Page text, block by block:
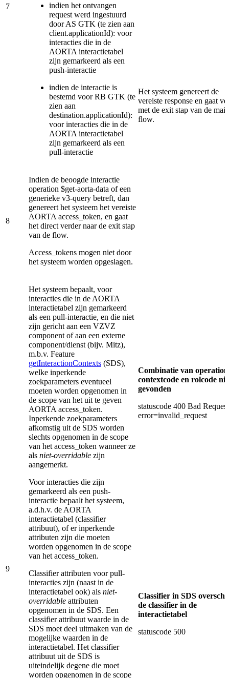
7
indien het ontvangen
request werd ingestuurd
door AS GTK (te zien aan
client.applicationId): voor
interacties die in de
AORTA interactietabel
zijn gemarkeerd als een
push-interactie
indien de interactie is
bestemd voor RB GTK (te
zien aan
destination.applicationId):
voor interacties die in de
AORTA interactietabel
zijn gemarkeerd als een
pull-interactie
Het systeem genereert de
vereiste response en gaat
met de exit stap van de main
flow.
8
Indien de beoogde interactie
operation $get-aorta-data of een
generieke v3-query betreft, dan
genereert het systeem het vereiste
AORTA access_token, en gaat
het direct verder naar de exit stap
van de flow.
Access_tokens mogen niet door
het systeem worden opgeslagen.
9
Het systeem bepaalt, voor
interacties die in de AORTA
interactietabel zijn gemarkeerd
als een pull-interactie, en die niet
zijn gericht aan een VZVZ
component of aan een externe
component/dienst (bijv. Mitz),
m.b.v. Feature
getInteractionContexts (SDS),
welke inperkende
zoekparameters eventueel
moeten worden opgenomen in
de scope van het uit te geven
AORTA access_token.
Inperkende zoekparameters
afkomstig uit de SDS worden
slechts opgenomen in de scope
van het access_token wanneer ze
als niet-overridable zijn
aangemerkt.
Voor interacties die zijn
gemarkeerd als een push-
interactie bepaalt het systeem,
a.d.h.v. de AORTA
interactietabel (classifier
attribuut), of er inperkende
attributen zijn die moeten
worden opgenomen in de scope
van het access_token.
Classifier attributen voor pull-
interacties zijn (naast in de
interactietabel ook) als niet-
overridable attributen
opgenomen in de SDS. Een
classifier attribuut waarde in de
SDS moet deel uitmaken van de
mogelijke waarden in de
interactietabel. Het classifier
attribuut uit de SDS is
uiteindelijk degene die moet
worden opgenomen in de scope
Combinatie van
contextcode en rolcode
gevonden
statuscode 400 Bad
error=invalid_request
Classifier in SDS
de classifier in de
interactietabel
statuscode 500